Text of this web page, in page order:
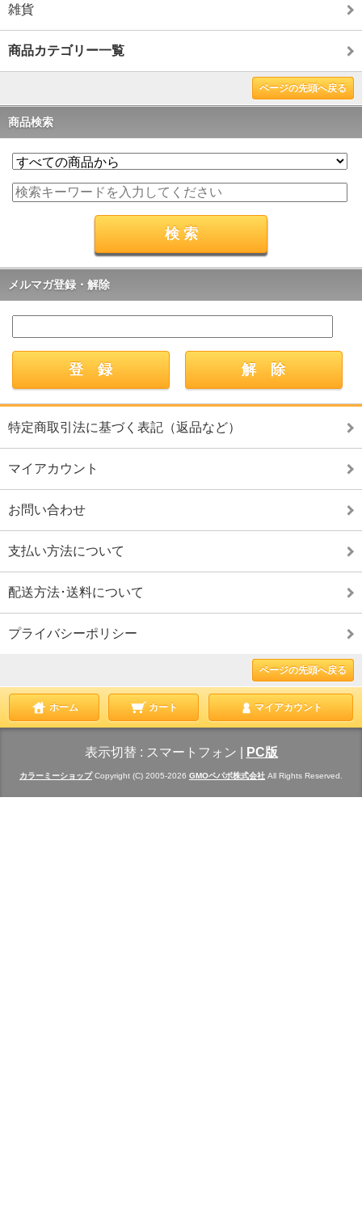
雑貨
商品カテゴリー一覧
ページの先頭へ戻る
商品検索
メルマガ登録・解除
特定商取引法に基づく表記（返品など）
マイアカウント
お問い合わせ
支払い方法について
配送方法･送料について
プライバシーポリシー
ページの先頭へ戻る
ホーム カート マイアカウント
表示切替 : スマートフォン PC版
カラーミーショップCopyright (C) 2005-2026 GMOペパボ株式会社 All Rights Reserved.